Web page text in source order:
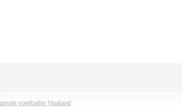
voetballer Haaland